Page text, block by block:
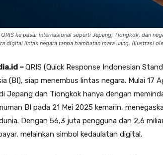
ke pasar internasional seperti Jepang, Tiongkok, dan
digital lintas negara tanpa hambatan mata uang. (Ilustrasi
–QRIS (Quick Response Indonesian
(BI), siap menembus lintas negara. Mulai 17
Jepang dan Tiongkok hanya dengan
BI pada 21 Mei 2025 kemarin,
Dengan 56,3 juta pengguna dan 2,6
melainkan simbol kedaulatan digital.